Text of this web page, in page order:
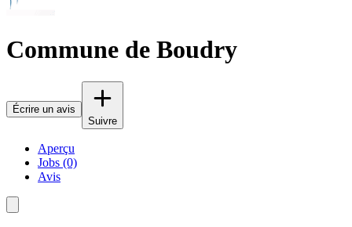
Commune de Boudry
Écrire un avis
Suivre
Aperçu
Jobs (0)
Avis